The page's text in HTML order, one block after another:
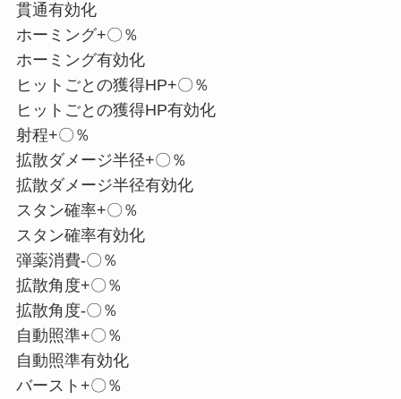
貫通有効化
ホーミング+〇％
ホーミング有効化
ヒットごとの獲得HP+〇％
ヒットごとの獲得HP有効化
射程+〇％
拡散ダメージ半径+〇％
拡散ダメージ半径有効化
スタン確率+〇％
スタン確率有効化
弾薬消費-〇％
拡散角度+〇％
拡散角度-〇％
自動照準+〇％
自動照準有効化
バースト+〇％